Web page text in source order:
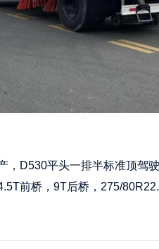
，D530平头一排半标准顶驾
前桥，9T后桥，275/